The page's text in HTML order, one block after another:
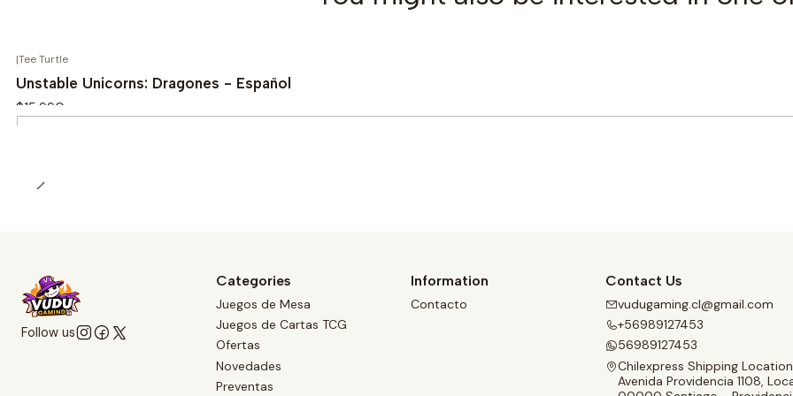
|Tee Turtle
Unstable Unicorns: Dragones - Español
$15.990
Follow us
Categories
Juegos de Mesa
Juegos de Cartas TCG
Ofertas
Novedades
Preventas
Information
Contacto
Contact Us
vudugaming.cl@gmail.com
+56989127453
56989127453
Chilexpress Shipping Location
Avenida Providencia 1108,